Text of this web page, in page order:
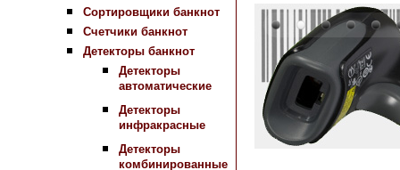
Сортировщики банкнот
Счетчики банкнот
Детекторы банкнот
Детекторы
автоматические
Детекторы
инфракрасные
Детекторы